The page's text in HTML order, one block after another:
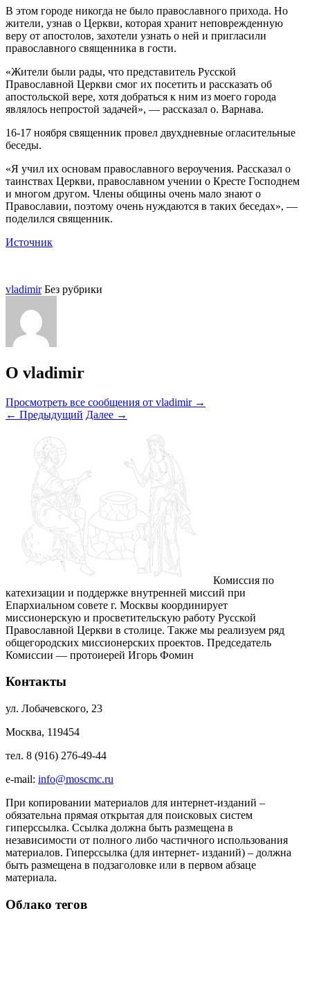
В этом городе никогда не было православного прихода. Но
жители, узнав о Церкви, которая хранит неповрежденную
веру от апостолов, захотели узнать о ней и пригласили
православного священника в гости.
«Жители были рады, что представитель Русской
Православной Церкви смог их посетить и рассказать об
апостольской вере, хотя добраться к ним из моего города
являлось непростой задачей», — рассказал о. Варнава.
16-17 ноября священник провел двухдневные огласительные
беседы.
«Я учил их основам православного вероучения. Рассказал о
таинствах Церкви, православном учении о Кресте Господнем
и многом другом. Члены общины очень мало знают о
Православии, поэтому очень нуждаются в таких беседах», —
поделился священник.
Источник
vladimir Без рубрики
О vladimir
Просмотреть все сообщения от vladimir →
← Предыдущий Далее →
Комиссия по
катехизации и поддержке внутренней миссий при
Епархиальном совете г. Москвы координирует
миссионерскую и просветительскую работу Русской
Православной Церкви в столице. Также мы реализуем ряд
общегородских миссионерских проектов. Председатель
Комиссии — протоиерей Игорь Фомин
Контакты
ул. Лобачевского, 23
Москва, 119454
тел. 8 (916) 276-49-44
e-mail: info@moscmc.ru
При копировании материалов для интернет-изданий –
обязательна прямая открытая для поисковых систем
гиперссылка. Ссылка должна быть размещена в
независимости от полного либо частичного использования
материалов. Гиперссылка (для интернет- изданий) – должна
быть размещена в подзаголовке или в первом абзаце
материала.
Облако тегов